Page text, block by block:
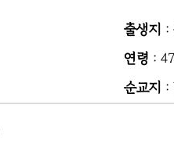
출생지 :
연령 :
순교지 :